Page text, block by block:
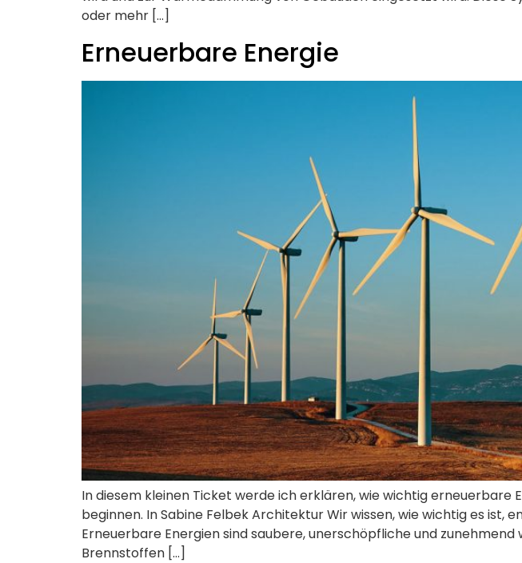
oder mehr […]
Erneuerbare Energie
In diesem kleinen Ticket werde ich erklären, wie wichtig erneuerbare
beginnen. In Sabine Felbek Architektur Wir wissen, wie wichtig es
Erneuerbare Energien sind saubere, unerschöpfliche und
Brennstoffen […]